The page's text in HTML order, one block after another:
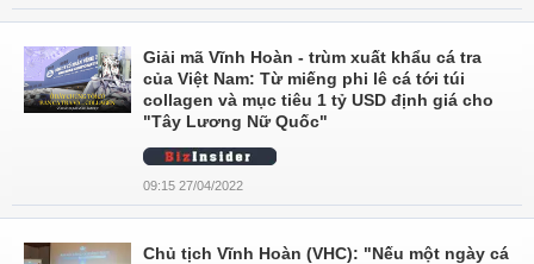
Giải mã Vĩnh Hoàn - trùm xuất khẩu cá tra
của Việt Nam: Từ miếng phi lê cá tới túi
collagen và mục tiêu 1 tỷ USD định giá cho
"Tây Lương Nữ Quốc"
09:15 27/04/2022
Chủ tịch Vĩnh Hoàn (VHC): "Nếu một ngày cá